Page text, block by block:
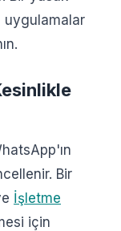
uygulamalar
Bir
İşletme
için